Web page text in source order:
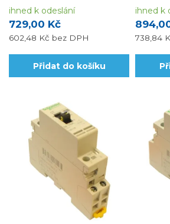
729,00 Kč
602,48 Kč bez DPH
ihned k odeslání
Přidat do košíku
738,84
ihned k